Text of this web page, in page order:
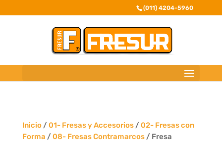
(011) 4204-5960
Inicio/ 01- Fresas y Accesorios/ 02- Fresas con
Forma / 08- Fresas Contramarcos/ Fresa